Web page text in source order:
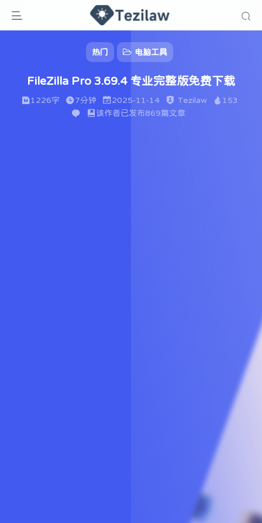
热门 电脑工具
FileZilla Pro 3.69.4 专业完整版免费下载
1226字 7分钟 2025-11-14 Tezilaw
153
该作者已发布869篇文章